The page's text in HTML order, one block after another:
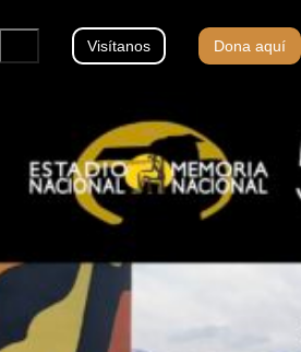
Visítanos Dona aquí